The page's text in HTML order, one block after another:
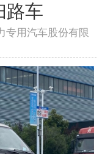
路车
用汽车股份有限